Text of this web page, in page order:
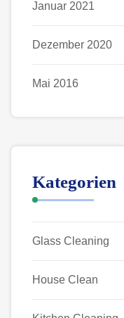
Januar 2021
Dezember 2020
Mai 2016
Kategorien
Glass Cleaning
House Clean